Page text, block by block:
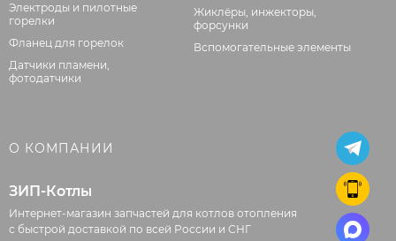
Электроды и пилотные
горелки
Фланец для горелок
Датчики пламени,
фотодатчики
Жиклёры, инжекторы,
форсунки
Вспомогательные элементы
О КОМПАНИИ
ЗИП-Котлы
Интернет-магазин запчастей для котлов отопления
с быстрой доставкой по всей России и СНГ